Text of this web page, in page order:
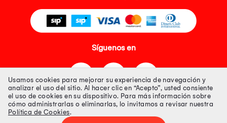
Síguenos en
Tienda 100% Segura
Usamos cookies para mejorar su experiencia de navegación y
analizar el uso del sitio. Al hacer clic en “Acepto”, usted consiente
el uso de cookies en su dispositivo. Para más información sobre
cómo administrarlas o eliminarlas, lo invitamos a revisar nuestra
Política de Cookies.